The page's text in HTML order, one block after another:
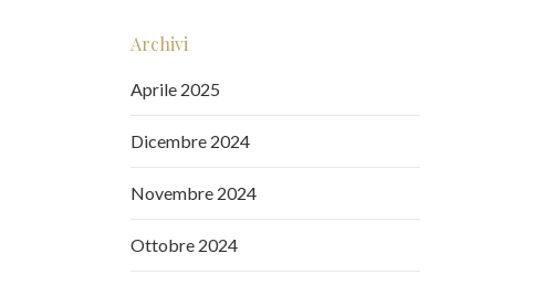
Archivi
Aprile 2025
Dicembre 2024
Novembre 2024
Ottobre 2024